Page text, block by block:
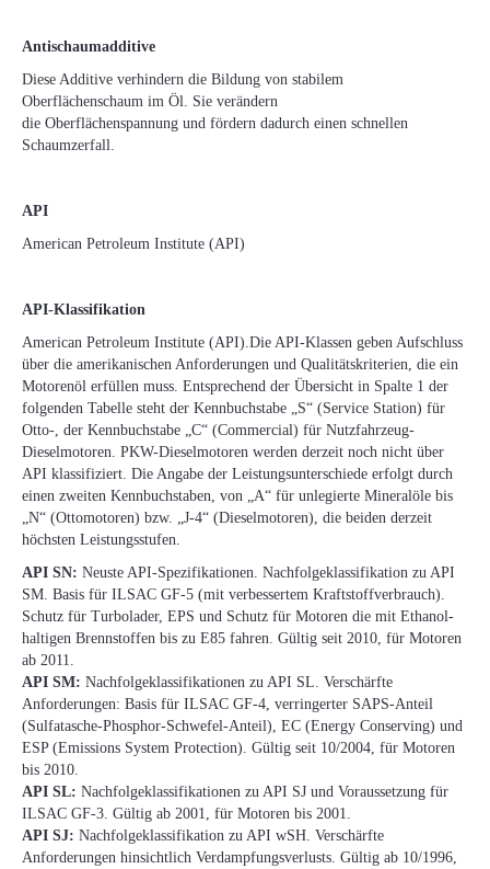
Antischaumadditive
Diese Additive verhindern die Bildung von stabilem
Oberflächenschaum im Öl. Sie verändern
die Oberflächenspannung und fördern dadurch einen schnellen
Schaumzerfall.
API
American Petroleum Institute (API)
API-Klassifikation
American Petroleum Institute (API).Die API-Klassen geben Aufschluss
über die amerikanischen Anforderungen und Qualitätskriterien, die ein
Motorenöl erfüllen muss. Entsprechend der Übersicht in Spalte 1 der
folgenden Tabelle steht der Kennbuchstabe „S“ (Service Station) für
Otto-, der Kennbuchstabe „C“ (Commercial) für Nutzfahrzeug-
Dieselmotoren. PKW-Dieselmotoren werden derzeit noch nicht über
API klassifiziert. Die Angabe der Leistungsunterschiede erfolgt durch
einen zweiten Kennbuchstaben, von „A“ für unlegierte Mineralöle bis
„N“ (Ottomotoren) bzw. „J-4“ (Dieselmotoren), die beiden derzeit
höchsten Leistungsstufen.
API SN: Neuste API-Spezifikationen. Nachfolgeklassifikation zu API
SM. Basis für ILSAC GF-5 (mit verbessertem Kraftstoffverbrauch).
Schutz für Turbolader, EPS und Schutz für Motoren die mit Ethanol-
haltigen Brennstoffen bis zu E85 fahren. Gültig seit 2010, für Motoren
ab 2011.
API SM: Nachfolgeklassifikationen zu API SL. Verschärfte
Anforderungen: Basis für ILSAC GF-4, verringerter SAPS-Anteil
(Sulfatasche-Phosphor-Schwefel-Anteil), EC (Energy Conserving) und
ESP (Emissions System Protection). Gültig seit 10/2004, für Motoren
bis 2010.
API SL: Nachfolgeklassifikationen zu API SJ und Voraussetzung für
ILSAC GF-3. Gültig ab 2001, für Motoren bis 2001.
API SJ: Nachfolgeklassifikation zu API wSH. Verschärfte
Anforderungen hinsichtlich Verdampfungsverlusts. Gültig ab 10/1996,